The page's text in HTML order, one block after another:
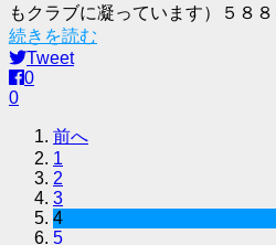
もクラブに凝っています）５８
続きを読む
Tweet
0
0
前へ
1
2
3
4
5